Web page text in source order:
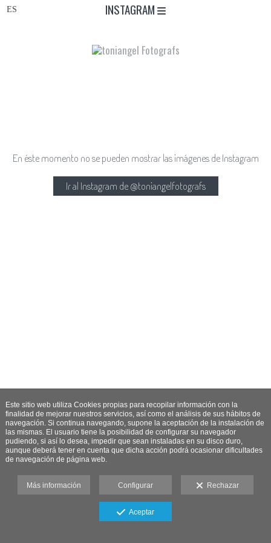
INSTAGRAM
En éste momento no se pueden mostrar las imágenes de Instagram
Ir al Instagram de @toniangelfotografs
Este sitio web utiliza Cookies propias para recopilar información con la
finalidad de mejorar nuestros servicios, así como el análisis de sus hábitos de
navegación. Si continua navegando, supone la aceptación de la instalación de
las mismas. El usuario tiene la posibilidad de configurar su navegador
pudiendo, si así lo desea, impedir que sean instaladas en su disco duro,
aunque deberá tener en cuenta que dicha acción podrá ocasionar dificultades
de navegación de página web.
Más información Configurar Rechazar
Aceptar